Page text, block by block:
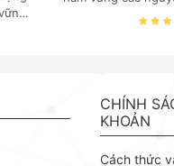
trị,
thống thông tin,
mực và chuyên
Bách khoa phát
chuyên ngành
Cường – một
CHÍNH
KHOẢN
Cách thức